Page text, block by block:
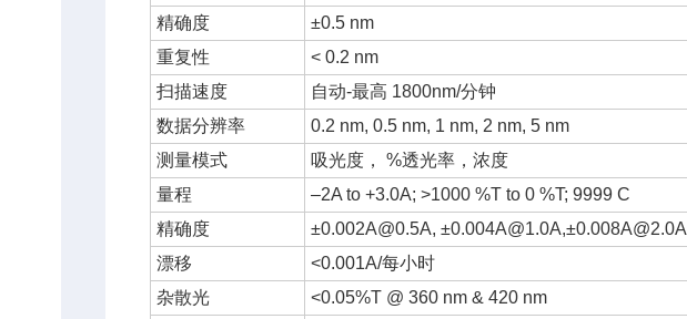
精确度
±0.5 nm
重复性
< 0.2 nm
扫描速度
自动-最高 1800nm/分钟
数据分辨率
0.2 nm, 0.5 nm, 1 nm, 2 nm, 5 nm
测量模式
吸光度， %透光率，浓度
量程
–2A to +3.0A; >1000 %T to 0 %T; 9999 C
精确度
±0.002A@0.5A, ±0.004A@1.0A,±0.008A@2.0A
漂移
<0.001A/每小时
杂散光
<0.05%T @ 360 nm & 420 nm